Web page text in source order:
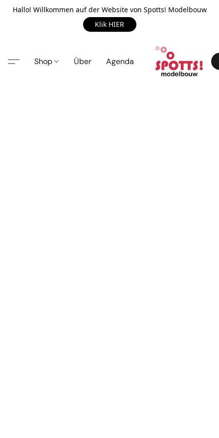
Hallo! Willkommen auf der Website von Spotts! Modelbouw
Klik HIER
Shop Über Agenda